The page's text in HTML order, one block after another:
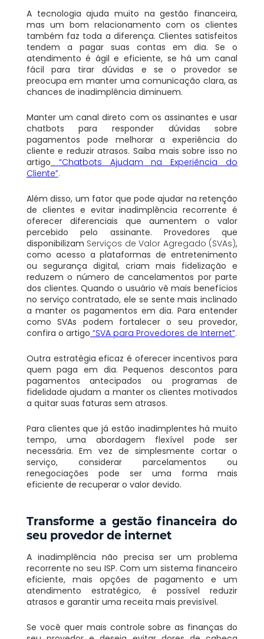
A tecnologia ajuda muito na gestão financeira,
mas um bom relacionamento com os clientes
também faz toda a diferença. Clientes satisfeitos
tendem a pagar suas contas em dia. Se o
atendimento é ágil e eficiente, se há um canal
fácil para tirar dúvidas e se o provedor se
preocupa em manter uma comunicação clara, as
chances de inadimplência diminuem.
Manter um canal direto com os assinantes e usar
chatbots para responder dúvidas sobre
pagamentos pode melhorar a experiência do
cliente e reduzir atrasos. Saiba mais sobre isso no
artigo
“Chatbots Ajudam na Experiência do
Cliente”.
Além disso, um fator que pode ajudar na retenção
de clientes e evitar inadimplência recorrente é
oferecer diferenciais que aumentem o valor
percebido pelo assinante. Provedores que
disponibilizam Serviços de Valor Agregado (SVAs),
como acesso a plataformas de entretenimento
ou segurança digital, criam mais fidelização e
reduzem o número de cancelamentos por parte
dos clientes. Quando o usuário vê mais benefícios
no serviço contratado, ele se sente mais inclinado
a manter os pagamentos em dia. Para entender
como SVAs podem fortalecer o seu provedor,
confira o artigo “SVA para Provedores de Internet”.
Outra estratégia eficaz é oferecer incentivos para
quem paga em dia. Pequenos descontos para
pagamentos antecipados ou programas de
fidelidade ajudam a manter os clientes motivados
a quitar suas faturas sem atrasos.
Para clientes que já estão inadimplentes há muito
tempo, uma abordagem flexível pode ser
necessária. Em vez de simplesmente cortar o
serviço, considerar parcelamentos ou
renegociações pode ser uma forma mais
eficiente de recuperar o valor devido.
Transforme a gestão financeira do
seu provedor de internet
A inadimplência não precisa ser um problema
recorrente no seu ISP. Com um sistema financeiro
eficiente, mais opções de pagamento e um
atendimento estratégico, é possível reduzir
atrasos e garantir uma receita mais previsível.
Se você quer mais controle sobre as finanças do